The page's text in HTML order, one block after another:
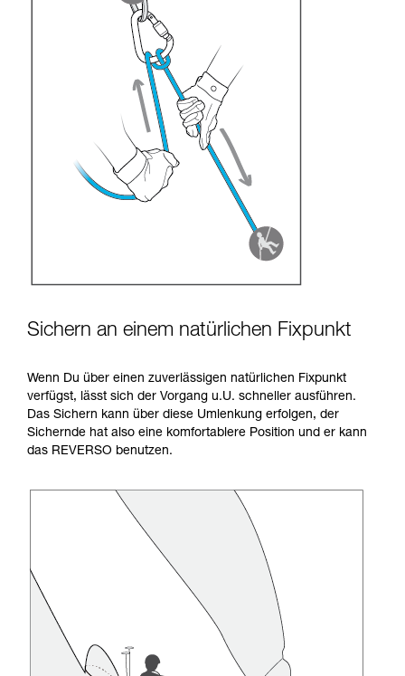
Sichern an einem natürlichen Fixpunkt
Wenn Du über einen zuverlässigen natürlichen Fixpunkt
verfügst, lässt sich der Vorgang u.U. schneller ausführen.
Das Sichern kann über diese Umlenkung erfolgen, der
Sichernde hat also eine komfortablere Position und er kann
das REVERSO benutzen.